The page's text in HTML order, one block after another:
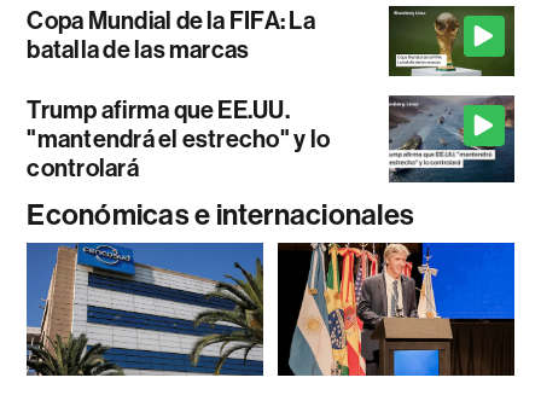
Copa Mundial de la FIFA: La
batalla de las marcas
Trump afirma que EE.UU.
"mantendrá el estrecho" y lo
controlará
Económicas e internacionales